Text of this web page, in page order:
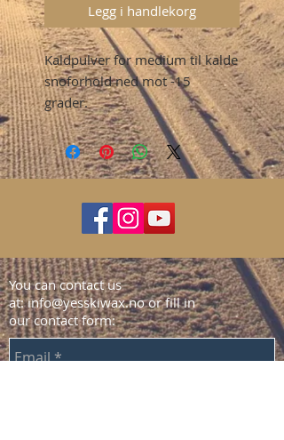
Legg i handlekorg
Kaldpulver for medium til kalde
snoforhold ned mot -15
grader.
You can contact us
at:info@yesskiwax.noor fill in
our contact form: